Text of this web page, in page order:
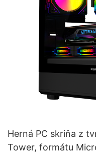
Herná PC skriňa z
Tower, formátu